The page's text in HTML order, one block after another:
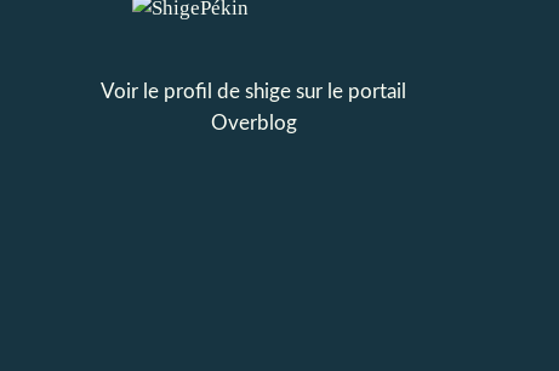
Voir le profil de shige sur le portail
Overblog